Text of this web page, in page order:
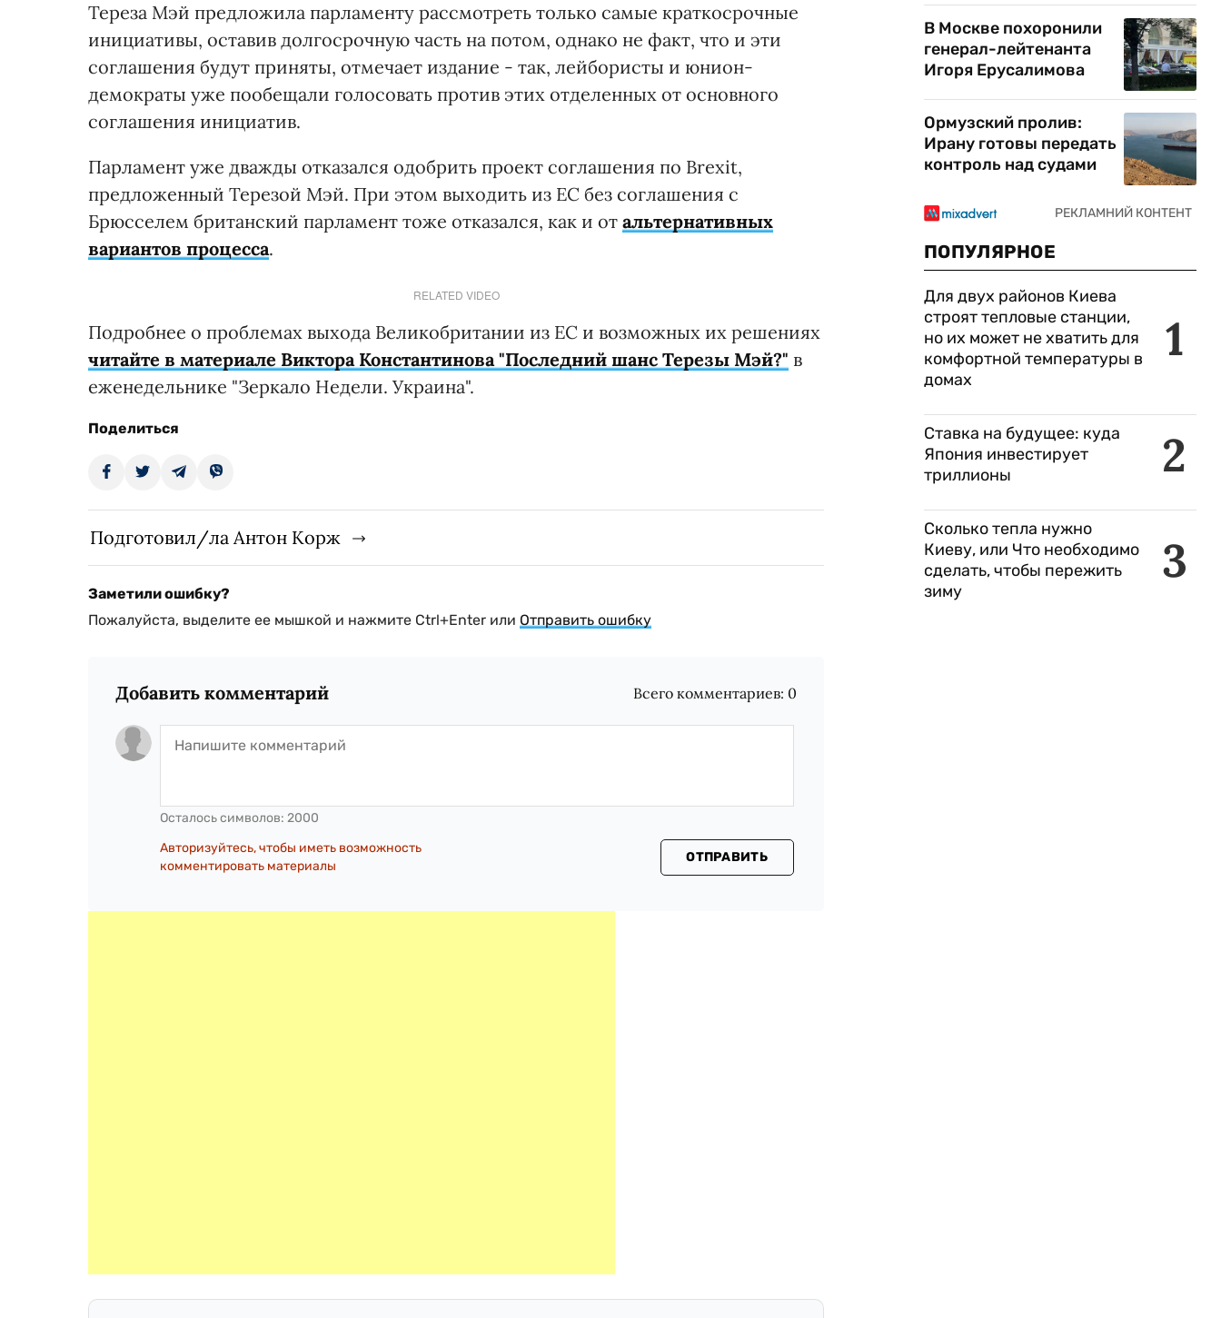
Тереза Мэй предложила парламенту рассмотреть только самые краткосрочные
инициативы, оставив долгосрочную часть на потом, однако не факт, что и эти
соглашения будут приняты, отмечает издание - так, лейбористы и юнион-
демократы уже пообещали голосовать против этих отделенных от основного
соглашения инициатив.
Парламент уже дважды отказался одобрить проект соглашения по Brexit,
предложенный Терезой Мэй. При этом выходить из ЕС без соглашения с
Брюсселем британский парламент тоже отказался, как и от альтернативных
вариантов процесса.
RELATED VIDEO
Подробнее о проблемах выхода Великобритании из ЕС и возможных их решениях
читайте в материале Виктора Константинова "Последний шанс Терезы Мэй?" в
еженедельнике "Зеркало Недели. Украина".
Поделиться
Подготовил/ла Антон Корж
Заметили ошибку?
Пожалуйста, выделите ее мышкой и нажмите Ctrl+Enter или Отправить ошибку
Добавить комментарий Всего комментариев: 0
Осталось символов: 2000
Авторизуйтесь, чтобы иметь возможность
комментировать материалы
ОТПРАВИТЬ
В Москве похоронили
генерал-лейтенанта
Игоря Ерусалимова
Ормузский пролив:
Ирану готовы передать
контроль над судами
ПОПУЛЯРНОЕ
1
Для двух районов Киева
строят тепловые станции,
но их может не хватить для
комфортной температуры в
домах
2
Ставка на будущее: куда
Япония инвестирует
триллионы
3
Сколько тепла нужно
Киеву, или Что необходимо
сделать, чтобы пережить
зиму